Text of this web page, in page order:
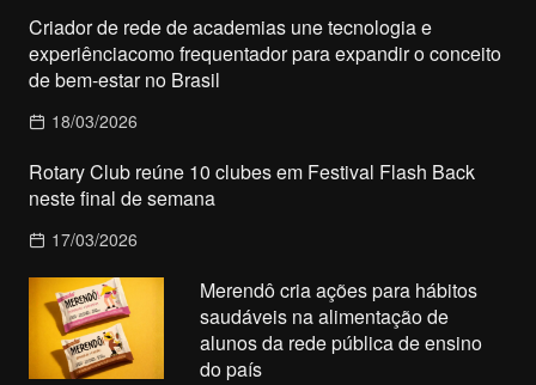
Criador de rede de academias une tecnologia e
experiênciacomo frequentador para expandir o conceito
de bem-estar no Brasil
18/03/2026
Rotary Club reúne 10 clubes em Festival Flash Back
neste final de semana
17/03/2026
Merendô cria ações para hábitos
saudáveis na alimentação de
alunos da rede pública de ensino
do país